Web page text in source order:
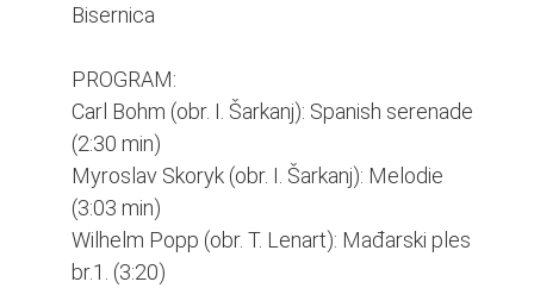
Bisernica
PROGRAM:
Carl Bohm (obr. I. Šarkanj): Spanish serenade
(2:30 min)
Myroslav Skoryk (obr. I. Šarkanj): Melodie
(3:03 min)
Wilhelm Popp (obr. T. Lenart): Mađarski ples
br.1. (3:20)